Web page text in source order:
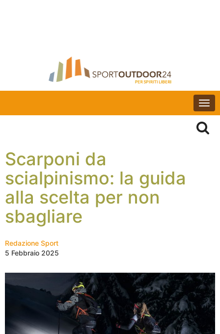
Scarponi da
scialpinismo: la guida
alla scelta per non
sbagliare
Redazione Sport
5 Febbraio 2025